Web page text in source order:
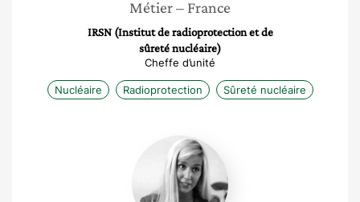
Métier– France
IRSN (Institut de radioprotection et de
sûreté nucléaire)
Cheffe d’unité
Nucléaire Radioprotection Sûreté nucléaire
Astrid
Viaud